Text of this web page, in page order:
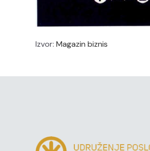
Izvor: Magazin biznis